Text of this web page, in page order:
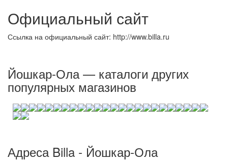
Официальный сайт
Ссылка на официальный сайт: http://www.billa.ru
Йошкар-Ола — каталоги других
популярных магазинов
Адреса Billa - Йошкар-Ола